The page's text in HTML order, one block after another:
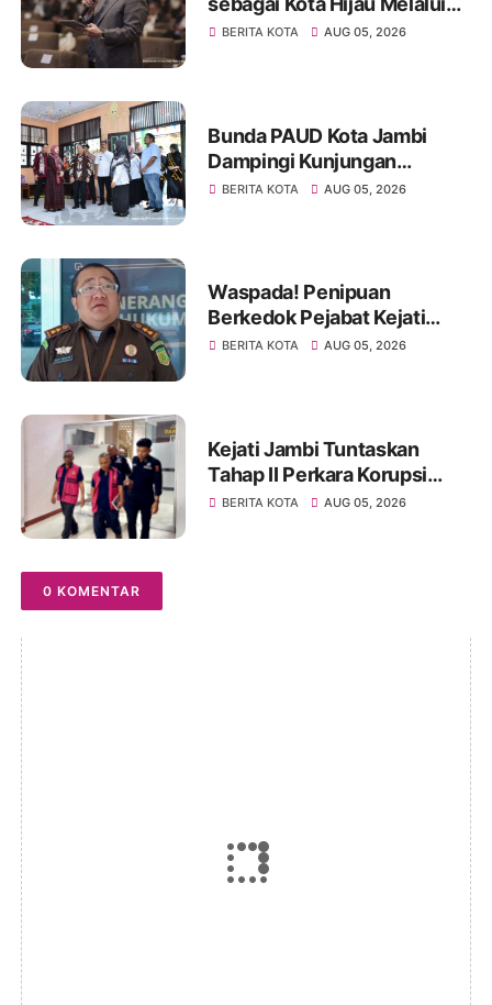
Forum Internasional IMT-GT
BERITA KOTA AUG 05, 2026
Bunda PAUD Kota Jambi
Dampingi Kunjungan
Kemendikdasmen, Perkuat
BERITA KOTA AUG 05, 2026
Waspada! Penipuan
Berkedok Pejabat Kejati
Jambi, Warga Diminta
BERITA KOTA AUG 05, 2026
Kejati Jambi Tuntaskan
Tahap II Perkara Korupsi
Pengadaan Tanah Akses
BERITA KOTA AUG 05, 2026
0 KOMENTAR